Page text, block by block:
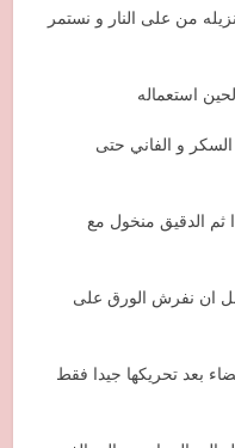
من على النار و نستمر
استعماله
و الفاني حتى
ثم الدقيق منخول مع
ان نفرش الورق على
بعد تحريكها جيدا فقط